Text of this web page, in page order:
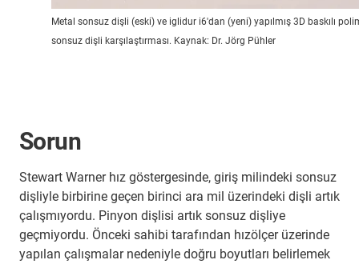
Metal sonsuz dişli (eski) ve iglidur i6'dan (yeni) yapılmış 3D baskılı
sonsuz dişli karşılaştırması. Kaynak: Dr. Jörg Pühler
Sorun
Stewart Warner hız göstergesinde, giriş milindeki sonsuz
dişliyle birbirine geçen birinci ara mil üzerindeki dişli artık
çalışmıyordu. Pinyon dişlisi artık sonsuz dişliye
geçmiyordu. Önceki sahibi tarafından hızölçer üzerinde
yapılan çalışmalar nedeniyle doğru boyutları belirlemek